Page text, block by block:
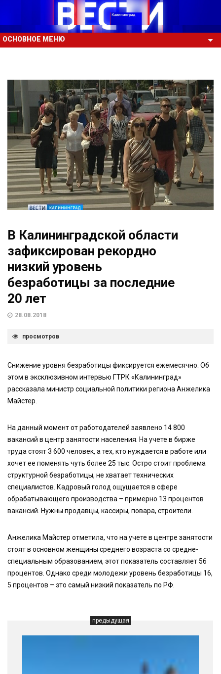
ОСНОВНОЕ МЕНЮ
В Калининградской области
зафиксирован рекордно
низкий уровень
безработицы за последние
20 лет
28.08.2018
просмотров
Снижение уровня безработицы фиксируется ежемесячно. Об
этом в эксклюзивном интервью ГТРК «Калининград»
рассказала министр социальной политики региона Анжелика
Майстер.
На данный момент от работодателей заявлено 14 800
вакансий в центр занятости населения. На учете в бирже
труда стоят 3 600 человек, а тех, кто нуждается в работе или
хочет ее поменять чуть более 25 тыс. Остро стоит проблема
структурной безработицы, не хватает технических
специалистов. Кадровый голод ощущается в сфере
обрабатывающего производства – примерно 13 процентов
вакансий. Нужны продавцы, кассиры, повара, строители.
Анжелика Майстер отметила, что на учете в центре занятости
стоят в основном женщины среднего возраста со средне-
специальным образованием, этот показатель составляет 56
процентов. Однако среди молодежи уровень безработицы 16,
5 процентов – это самый низкий показатель по РФ.
предыдущая